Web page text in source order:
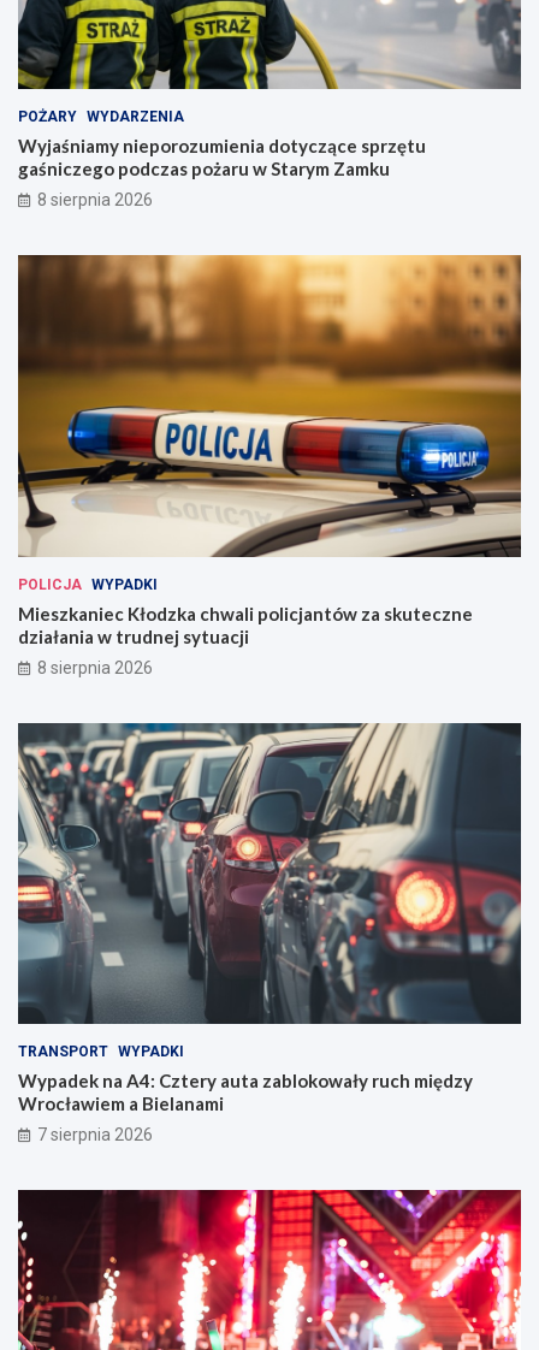
POŻARY WYDARZENIA
Wyjaśniamy nieporozumienia dotyczące sprzętu
gaśniczego podczas pożaru w Starym Zamku
8 sierpnia 2026
POLICJA WYPADKI
Mieszkaniec Kłodzka chwali policjantów za skuteczne
działania w trudnej sytuacji
8 sierpnia 2026
TRANSPORT WYPADKI
Wypadek na A4: Cztery auta zablokowały ruch między
Wrocławiem a Bielanami
7 sierpnia 2026